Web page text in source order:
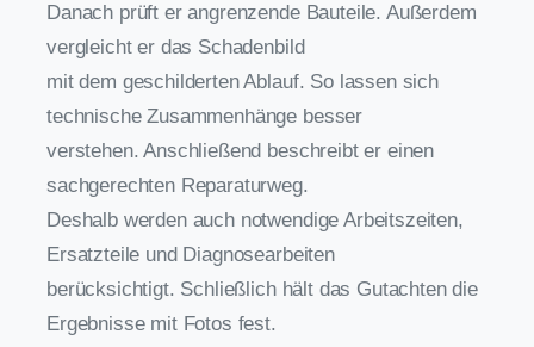
Danach prüft er angrenzende Bauteile. Außerdem
vergleicht er das Schadenbild
mit dem geschilderten Ablauf. So lassen sich
technische Zusammenhänge besser
verstehen. Anschließend beschreibt er einen
sachgerechten Reparaturweg.
Deshalb werden auch notwendige Arbeitszeiten,
Ersatzteile und Diagnosearbeiten
berücksichtigt. Schließlich hält das Gutachten die
Ergebnisse mit Fotos fest.